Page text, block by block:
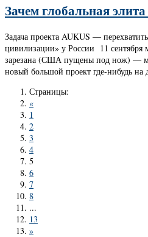
Зачем глобальная
Задача проекта AUKUS —
цивилизации» у России 11 сентября
зарезана (США пущены под нож) —
новый большой проект где-нибудь на
Страницы:
«
1
2
3
4
5
6
7
8
...
13
»